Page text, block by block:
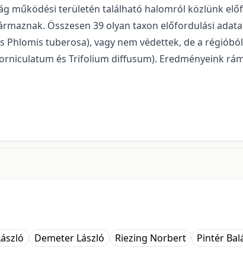
működési területén található halomról közlünk
Összesen 39 olyan taxon előfordulási
tuberosa), vagy nem védettek, de a
és Trifolium dif­fusum). Eredményeink
Demeter László Riezing Norbert Pintér